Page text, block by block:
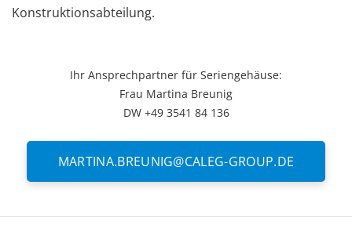
Konstruktionsabteilung.
Ihr Ansprechpartner für Seriengehäuse:
Frau Martina Breunig
DW +49 3541 84 136
MARTINA.BREUNIG@CALEG-GROUP.DE